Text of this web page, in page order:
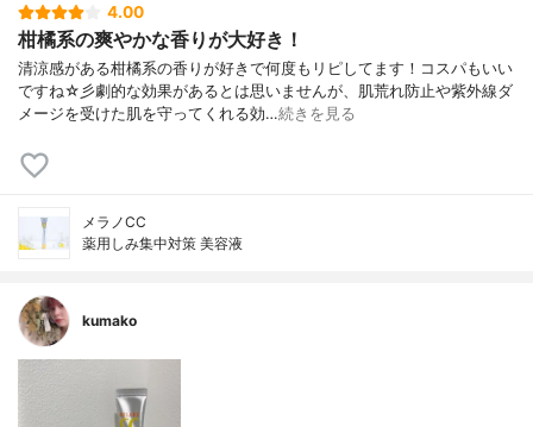
4.00
柑橘系の爽やかな香りが大好き！
清涼感がある柑橘系の香りが好きで何度もリピしてます！コスパもいい
ですね☆彡劇的な効果があるとは思いませんが、肌荒れ防止や紫外線ダ
メージを受けた肌を守ってくれる効…続きを見る
メラノCC
薬用しみ集中対策 美容液
kumako